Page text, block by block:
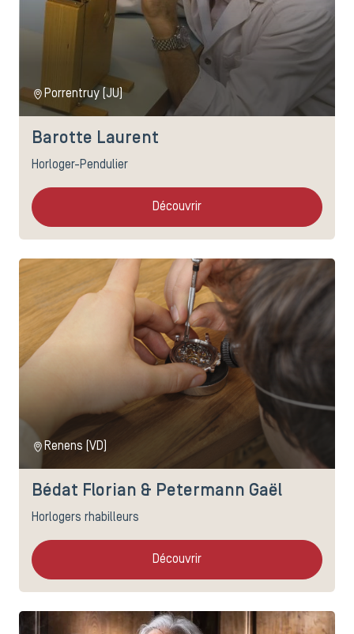
Porrentruy (JU)
Barotte Laurent
Horloger-Pendulier
Découvrir
Renens (VD)
Bédat Florian & Petermann Gaël
Horlogers rhabilleurs
Découvrir